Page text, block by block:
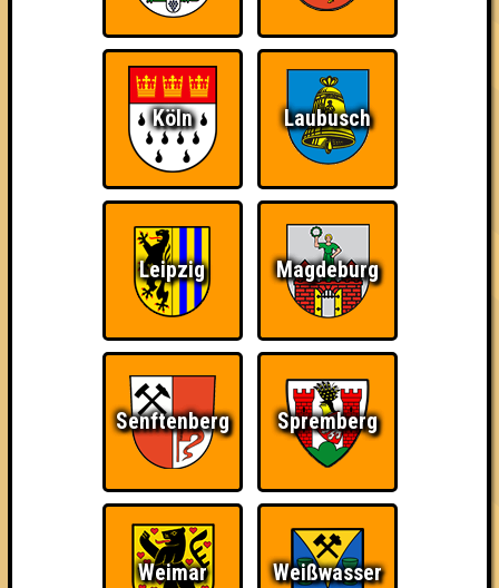
Ich war da, vor 3000
Da-Da Da! Da-Da Da! Teil der Oberschicht
Knapp daneben! So kurz vorm Sieg!
The Last of Us Wir sind ERSTER?!
Köln Laubusch
Leipzig Magdeburg
Senftenberg Spremberg
Weimar Weißwasser